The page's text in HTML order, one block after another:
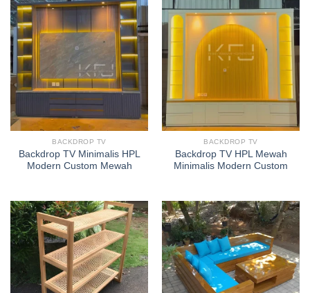
BACKDROP TV
Backdrop TV Minimalis HPL
Modern Custom Mewah
BACKDROP TV
Backdrop TV HPL Mewah
Minimalis Modern Custom